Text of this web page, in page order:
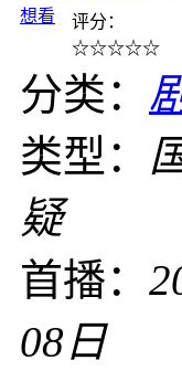
想看
评分：
☆☆☆☆☆
分类：
类型：
疑
首播：
08日